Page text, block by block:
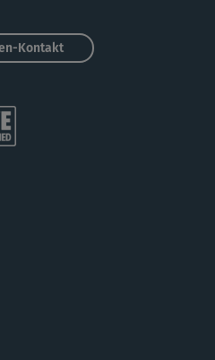
Kontakt